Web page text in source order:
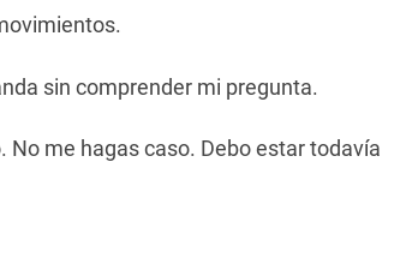
sin comprender mi pregunta.
me hagas caso. Debo estar todavía